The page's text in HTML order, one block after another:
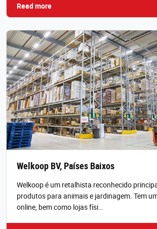
Read more
Welkoop BV, Países Baixos
Welkoop é um retalhista reconhecido
produtos para animais e jardinagem. Tem
online, bem como lojas físi…